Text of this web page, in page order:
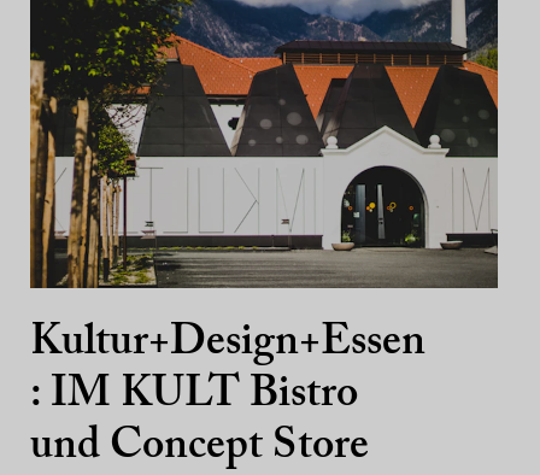
Kultur+Design+Essen
: IM KULT Bistro
und Concept Store